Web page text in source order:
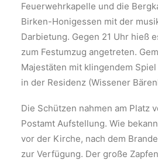
Feuerwehrkapelle und die
Birken-Honigessen mit der
Darbietung. Gegen 21 Uhr hieß
zum Festumzug angetreten.
Majestäten mit klingendem
in der Residenz (Wissener
Die Schützen nahmen am Platz
Postamt Aufstellung. Wie
vor der Kirche, nach dem
zur Verfügung. Der große